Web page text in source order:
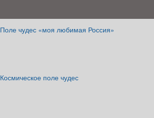
Поле чудес «моя любимая Россия»
Космическое поле чудес